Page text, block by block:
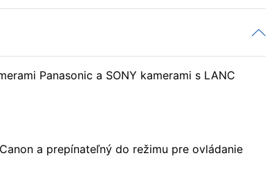
Panasonic a SONY kamerami s LANC
a prepínateľný do režimu pre ovládanie